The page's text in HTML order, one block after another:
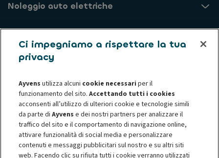
Noleggio auto elettriche
Assistenza Clienti
Chi siamo
Informative privacy
Informativa sui cookie
Privacy - Diritti degli interessati
Termini e Condizioni
Société Générale
Accessibilità digitale
Risoluzione Controversie
Corporate Governance
Ci impegniamo a rispettare la tua
privacy
Ayvens utilizza alcuni cookie necessari per il
funzionamento del sito.Accettando tutti i cookies
acconsenti all’utilizzo di ulteriori cookie e tecnologie simili
da parte diAyvens e dei nostri partners per analizzare il
traffico del sito e il comportamento di navigazione online,
attivare funzionalità di social media e personalizzare
contenuti e messaggi pubblicitari sul nostro e su altri siti
web. Facendo clic su rifiuta tutti i cookie verranno utilizzati